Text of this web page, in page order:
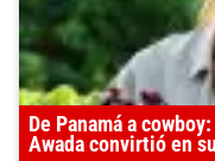
De Panamá a
Awada convirtió en